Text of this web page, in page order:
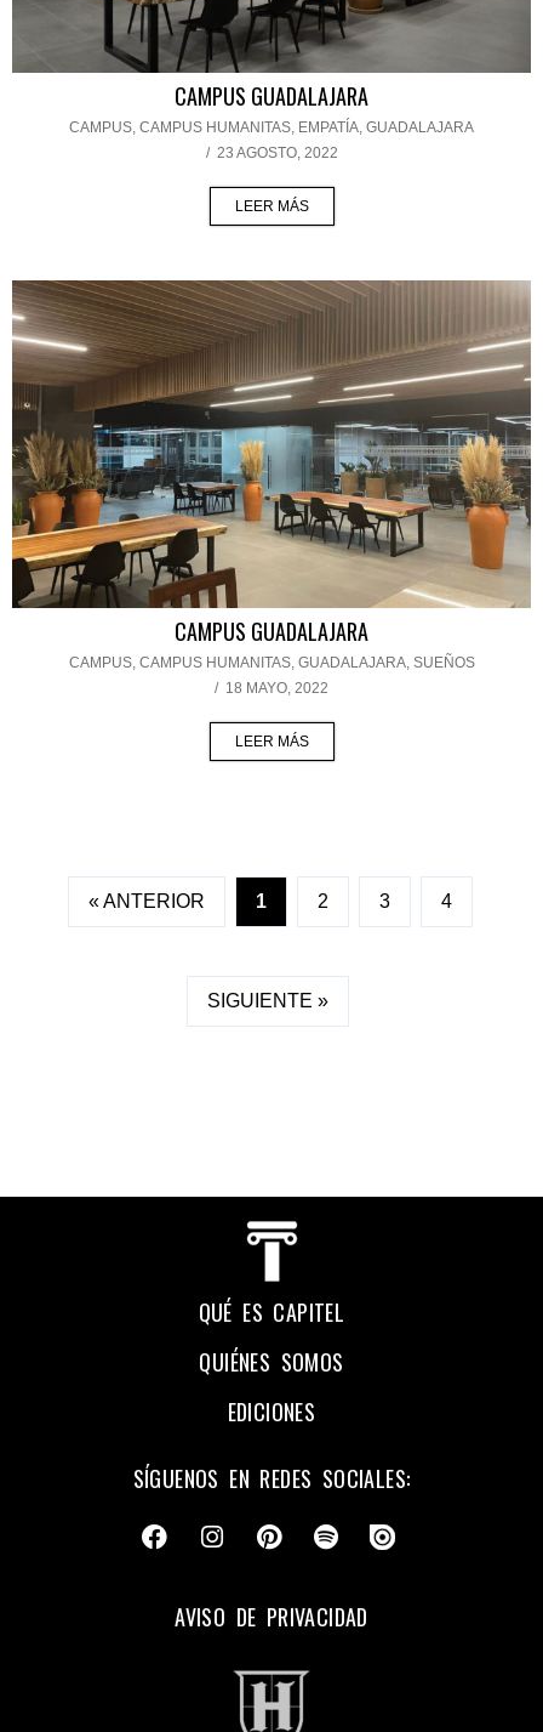
CAMPUS GUADALAJARA
CAMPUS, CAMPUS HUMANITAS, EMPATÍA, GUADALAJARA
/ 23 AGOSTO, 2022
LEER MÁS
CAMPUS GUADALAJARA
CAMPUS, CAMPUS HUMANITAS, GUADALAJARA, SUEÑOS
/ 18 MAYO, 2022
LEER MÁS
« ANTERIOR 1 2 3 4
SIGUIENTE »
QUÉ ES CAPITEL
QUIÉNES SOMOS
EDICIONES
SÍGUENOS EN REDES SOCIALES:
AVISO DE PRIVACIDAD